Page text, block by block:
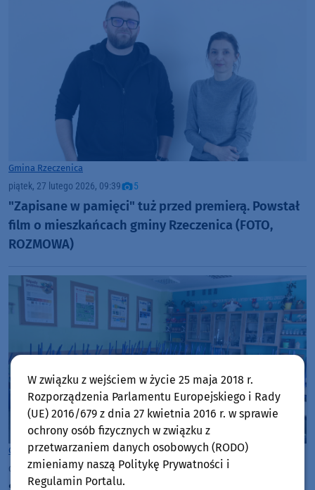
Gmina Rzeczenica
piątek, 27 lutego 2026, 09:39 5
"Zapisane w pamięci" tuż przed premierą. Powstał
film o mieszkańcach gminy Rzeczenica (FOTO,
ROZMOWA)
Gmina Rzeczenica
czwartek, 26 lutego 2026, 09:59
W związku z wejściem w życie 25 maja 2018 r.
Rozporządzenia Parlamentu Europejskiego i Rady
(UE) 2016/679 z dnia 27 kwietnia 2016 r. w sprawie
ochrony osób fizycznych w związku z
przetwarzaniem danych osobowych (RODO)
zmieniamy naszą Politykę Prywatności i
Regulamin Portalu.